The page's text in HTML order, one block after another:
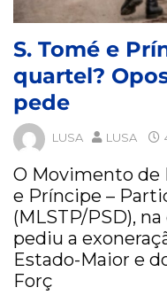
S. Tomé e
quartel?
pede
LUSA LUSA
O Movimento de
e Príncipe –
(MLSTP/PSD),
pediu a
Estado-Maior e
Forç